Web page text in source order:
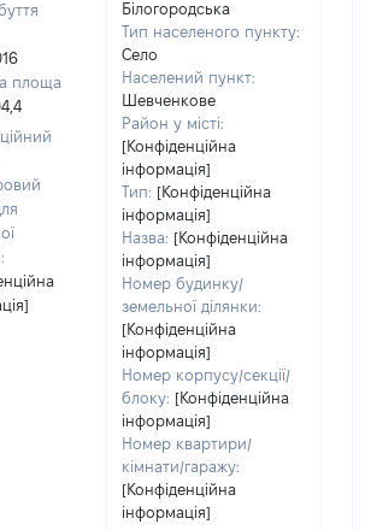
площа
Білогородська
Тип населеного пункту:
Село
Населений пункт:
Шевченкове
Район у місті:
[Конфіденційна
інформація]
Тип: [Конфіденційна
інформація]
Назва: [Конфіденційна
інформація]
Номер будинку/
земельної ділянки:
[Конфіденційна
інформація]
Номер корпусу/секції/
блоку: [Конфіденційна
інформація]
Номер квартири/
кімнати/гаражу:
[Конфіденційна
інформація]